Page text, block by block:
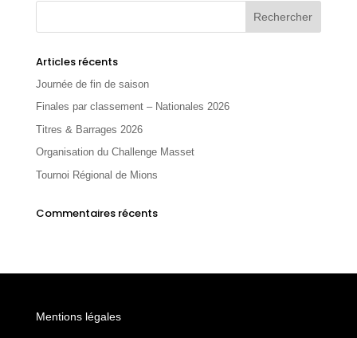
Articles récents
Journée de fin de saison
Finales par classement – Nationales 2026
Titres & Barrages 2026
Organisation du Challenge Masset
Tournoi Régional de Mions
Commentaires récents
Mentions légales